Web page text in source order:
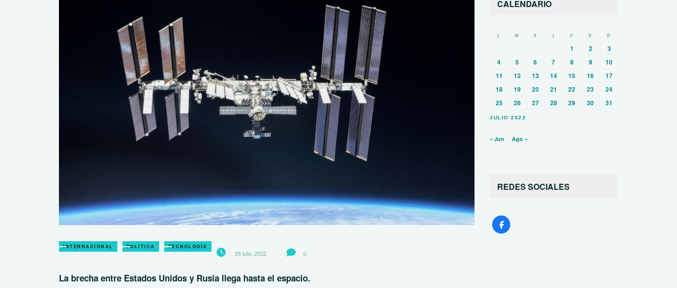
INTERNACIONAL POLITICA TECNOLOGÍA
26 julio, 2022 0
La brecha entre Estados Unidos y Rusia llega hasta el espacio.
CALENDARIO
JULIO 2022
L M X J V S D
1 2
3
4
5 6 7 8 9
10
11
12 13 14 15 16
17
18
19 20 21 22 23
24
25
26 27 28 29 30 31
« Jun Ago »
REDES SOCIALES